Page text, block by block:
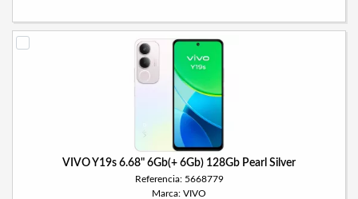
VIVO Y19s 6.68" 6Gb(+ 6Gb) 128Gb Pearl Silver
Referencia: 5668779
Marca: VIVO